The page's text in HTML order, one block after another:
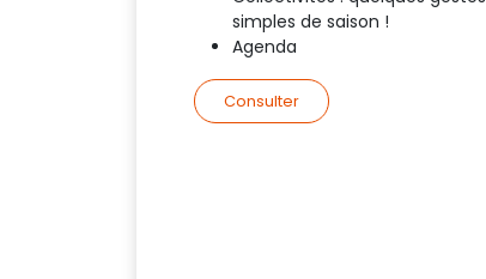
simples de saison !
Agenda
Consulter